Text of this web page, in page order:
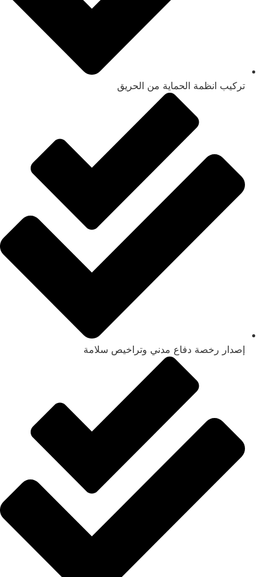
تركيب انظمة الحماية من الحريق
إصدار رخصة دفاع مدني وتراخيص سلامة